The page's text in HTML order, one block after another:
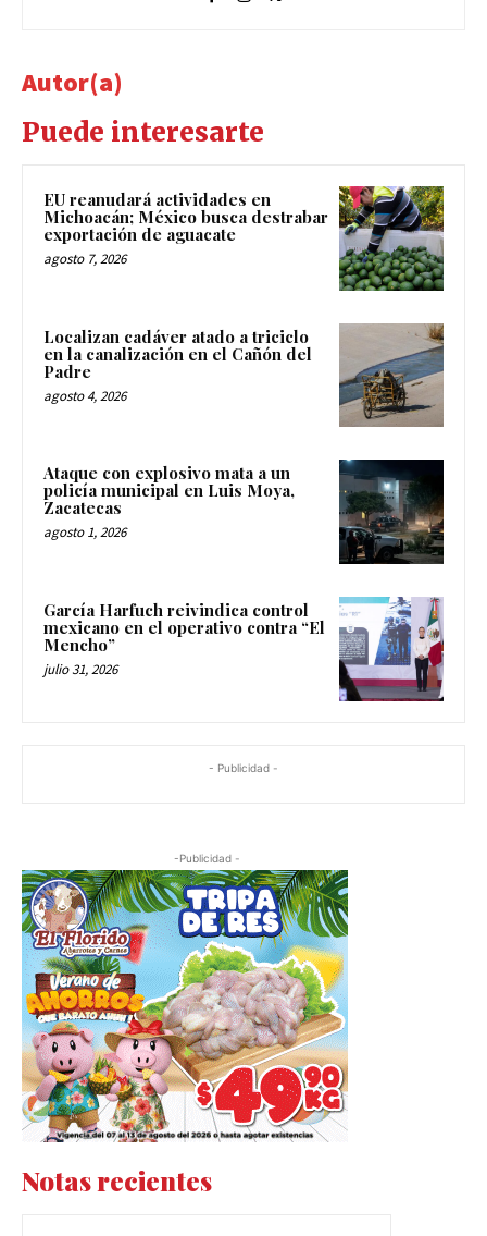
Autor(a)
Puede interesarte
EU reanudará actividades en
Michoacán; México busca destrabar
exportación de aguacate
agosto 7, 2026
Localizan cadáver atado a triciclo
en la canalización en el Cañón del
Padre
agosto 4, 2026
Ataque con explosivo mata a un
policía municipal en Luis Moya,
Zacatecas
agosto 1, 2026
García Harfuch reivindica control
mexicano en el operativo contra “El
Mencho”
julio 31, 2026
- Publicidad -
-Publicidad -
Notas recientes